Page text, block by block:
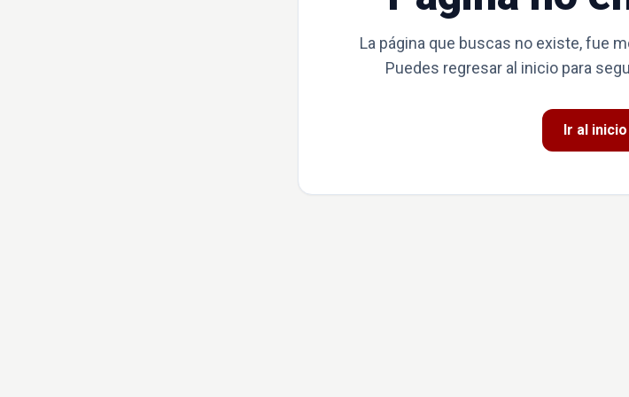
La página que buscas no existe, fue
Puedes regresar al inicio para
Ir al inicio